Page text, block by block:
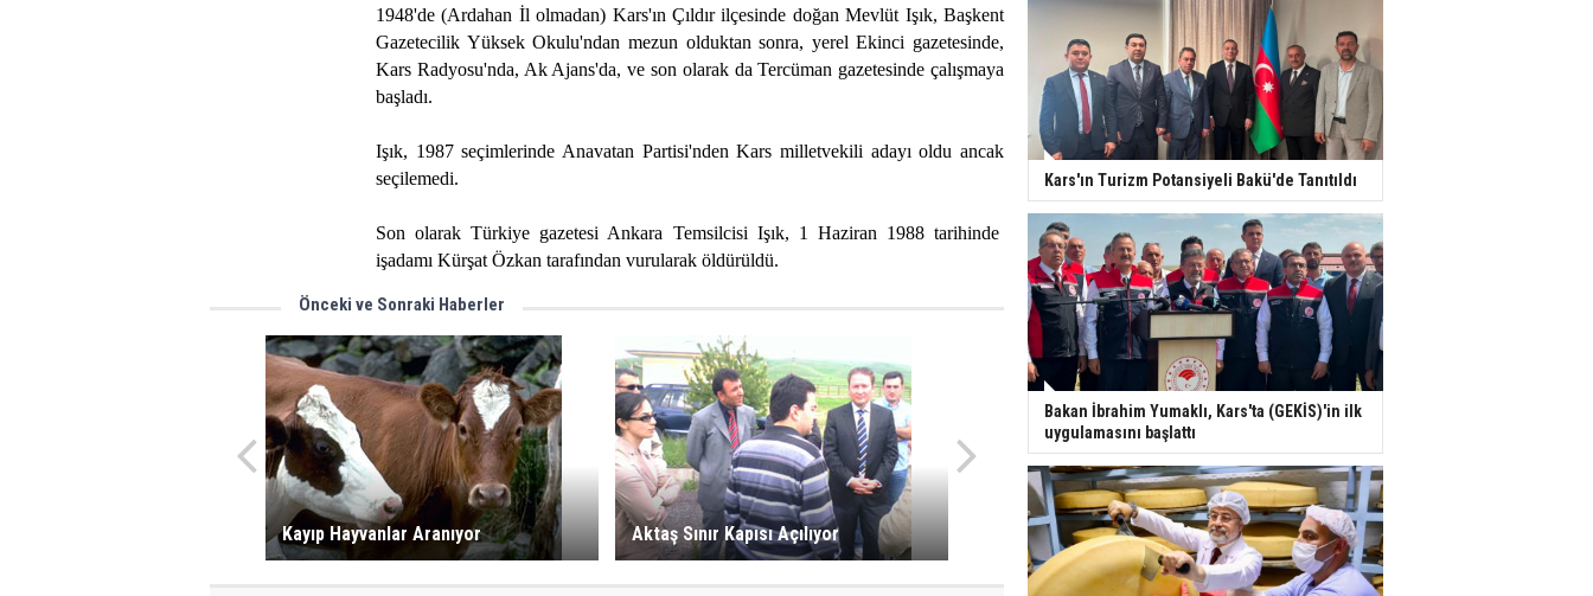
1948'de (Ardahan İl olmadan) Kars'ın Çıldır ilçesinde doğan Mevlüt Işık, Başkent
Gazetecilik Yüksek Okulu'ndan mezun olduktan sonra, yerel Ekinci gazetesinde,
Kars Radyosu'nda, Ak Ajans'da, ve son olarak da Tercüman gazetesinde çalışmaya
başladı.
Işık, 1987 seçimlerinde Anavatan Partisi'nden Kars milletvekili adayı oldu ancak
seçilemedi.
Son olarak Türkiye gazetesi Ankara Temsilcisi Işık, 1 Haziran 1988 tarihinde
işadamı Kürşat Özkan tarafından vurularak öldürüldü.
Önceki ve Sonraki Haberler
Kayıp Hayvanlar Aranıyor Aktaş Sınır Kapısı Açılıyor
Kars'ın Turizm Potansiyeli Bakü'de Tanıtıldı
Bakan İbrahim Yumaklı, Kars'ta (GEKİS)'in ilk
uygulamasını başlattı